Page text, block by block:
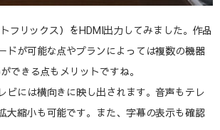
フリックス）をHDMI出力してみました。作品
ドが可能な点やプランによっては複数の機器
できる点もメリットですね。
ビには横向きに映し出されます。音声もテレ
大縮小も可能です。また、字幕の表示も確認